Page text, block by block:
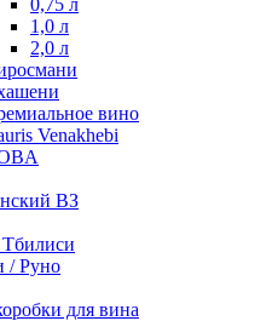
0,75 л
1,0 л
2,0 л
вино
Venakhebi
ВЗ
/ Руно
для вина